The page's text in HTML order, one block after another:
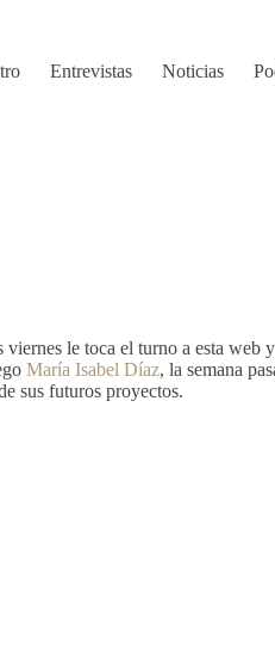
Entrevistas Noticias
viernes le toca el turno a esta web
María Isabel Díaz, la semana
sus futuros proyectos.